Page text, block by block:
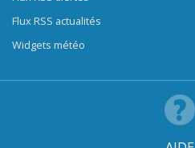
Flux RSS actualités
Widgets météo